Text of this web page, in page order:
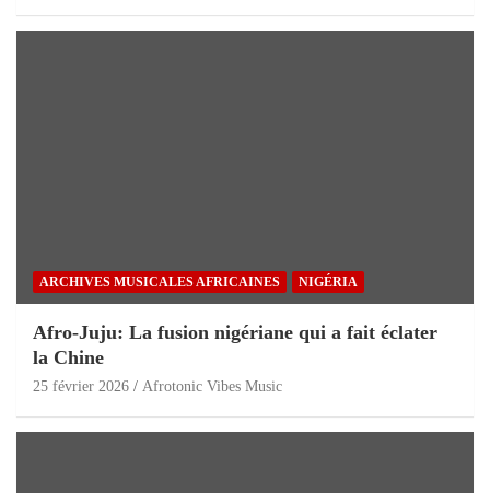
ARCHIVES MUSICALES AFRICAINES NIGÉRIA
Afro-Juju: La fusion nigériane qui a fait éclater
la Chine
25 février 2026 Afrotonic Vibes Music